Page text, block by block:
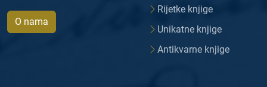
O nama
Rijetke knjige
Unikatne knjige
Antikvarne knjige